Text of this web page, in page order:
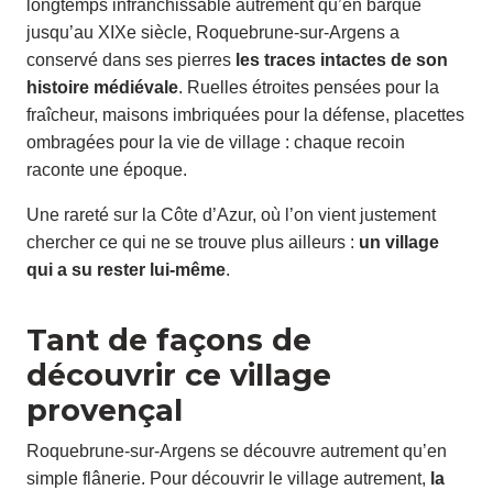
longtemps infranchissable autrement qu’en barque
jusqu’au XIXe siècle, Roquebrune-sur-Argens a
conservé dans ses pierres les traces intactes de son
histoire médiévale. Ruelles étroites pensées pour la
fraîcheur, maisons imbriquées pour la défense, placettes
ombragées pour la vie de village : chaque recoin
raconte une époque.
Une rareté sur la Côte d’Azur, où l’on vient justement
chercher ce qui ne se trouve plus ailleurs : un village
qui a su rester lui-même.
Tant de façons de
découvrir ce village
provençal
Roquebrune-sur-Argens se découvre autrement qu’en
simple flânerie. Pour découvrir le village autrement, la